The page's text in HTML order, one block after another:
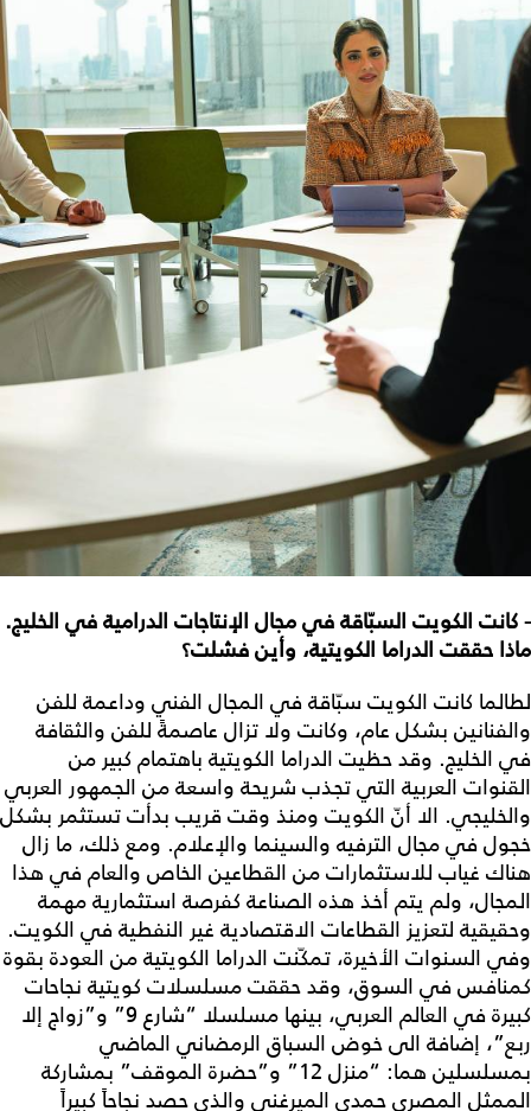
- كانت الكويت السبّاقة في مجال الإنتاجات الدرامية في الخليج.
ماذا حققت الدراما الكويتية، وأين فشلت؟
لطالما كانت الكويت سبّاقة في المجال الفني وداعمة للفن
والفنانين بشكل عام، وكانت ولا تزال عاصمةً للفن والثقافة
في الخليج. وقد حظيت الدراما الكويتية باهتمام كبير من
القنوات العربية التي تجذب شريحة واسعة من الجمهور العربي
والخليجي. الا أنّ الكويت ومنذ وقت قريب بدأت تستثمر بشكل
خجول في مجال الترفيه والسينما والإعلام. ومع ذلك، ما زال
هناك غياب للاستثمارات من القطاعين الخاص والعام في هذا
المجال، ولم يتم أخذ هذه الصناعة كفرصة استثمارية مهمة
وحقيقية لتعزيز القطاعات الاقتصادية غير النفطية في الكويت.
وفي السنوات الأخيرة، تمكّنت الدراما الكويتية من العودة بقوة
كمنافس في السوق، وقد حققت مسلسلات كويتية نجاحات
كبيرة في العالم العربي، بينها مسلسلا “شارع 9” و”زواج إلا
ربع”، إضافة الى خوض السباق الرمضاني الماضي
بمسلسلين هما: “منزل 12” و”حضرة الموقف” بمشاركة
الممثل المصري حمدي الميرغني والذي حصد نجاحاً كبيراً